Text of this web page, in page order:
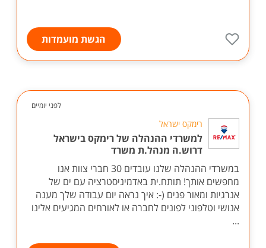
הגשת מועמדות
לפני יומיים
רימקס ישראל
למשרדי ההנהלה של רימקס בישראל
דרוש.ה מנהל.ת משרד
במשרדי ההנהלה שלנו עובדים 30 חברי צוות אנו
מחפשים אותך! תותח.ית באדמיניסטרציה עם ים של
אנרגיות ומאור פנים (-: איך נראה יום עבודה שלך מענה
אנושי וטלפוני לפונים לחברה או לאורחים המגיעים אלינו
...